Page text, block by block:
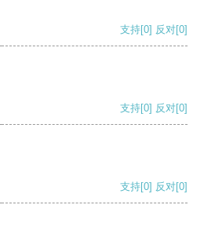
支持[0] 反对[0]
支持[0] 反对[0]
支持[0] 反对[0]